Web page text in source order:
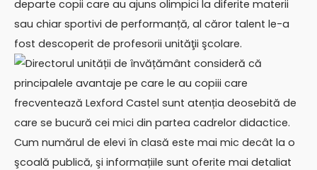
departe copii care au ajuns olimpici la diferite materii
sau chiar sportivi de performanță, al căror talent le-a
fost descoperit de profesorii unităţii şcolare.
Directorul unității de învățământ consideră că
principalele avantaje pe care le au copiii care
frecventează Lexford Castel sunt atenția deosebită de
care se bucură cei mici din partea cadrelor didactice.
Cum numărul de elevi în clasă este mai mic decât la o
şcoală publică, şi informațiile sunt oferite mai detaliat